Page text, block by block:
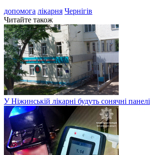
допомога лікарня Чернігів
Читайте також
У Ніжинській лікарні будуть сонячні панелі